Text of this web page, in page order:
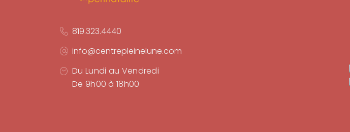
819.323.4440
info@centrepleinelune.com
Du Lundi au Vendredi
De 9h00 à 18h00